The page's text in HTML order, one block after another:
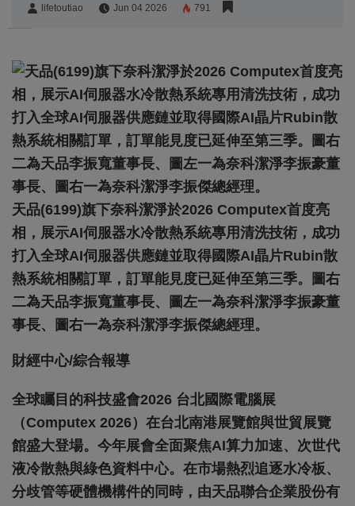
lifetoutiao Jun 04 2026 791
天品(6199)旗下奈科潔淨於2026 Computex首度亮
相，展示AI伺服器水冷散熱系統專用清洗技術，成功
打入全球AI伺服器供應鏈並取得國際AI晶片Rubin散
熱系統相關訂單，訂單能見度已延伸至第三季。圖右
二為天品李振寬董事長、圖左一為奈科潔淨李振豪董
事長、圖右一為奈科潔淨李振傑總經理。
財經中心/綜合報導
全球矚目的科技盛會2026 台北國際電腦展
（Computex 2026）在台北南港展覽館與世貿展覽
館盛大登場。今年展會全面聚焦AI算力加速、次世代
液冷散熱與綠色資料中心。在市場熱烈追逐水冷板、
分歧管等硬體機構件的同時，由天品聯合企業股份有